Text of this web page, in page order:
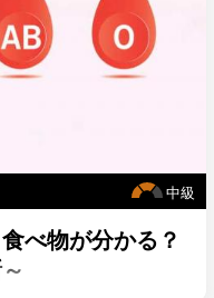
中級
べ物が分かる？